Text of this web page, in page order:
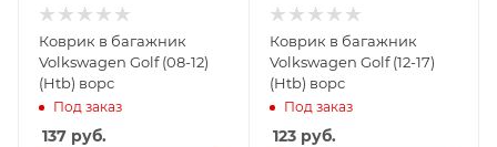
Коврик в багажник
Volkswagen Golf (08-12)
(Htb) ворс
Под заказ
137 руб.
Коврик в багажник
Volkswagen Golf (12-17)
(Htb) ворс
Под заказ
123руб.